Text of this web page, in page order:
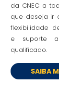
da CNEC a
que deseja ir
flexibilidade
e suporte
qualificado.
SAIBA